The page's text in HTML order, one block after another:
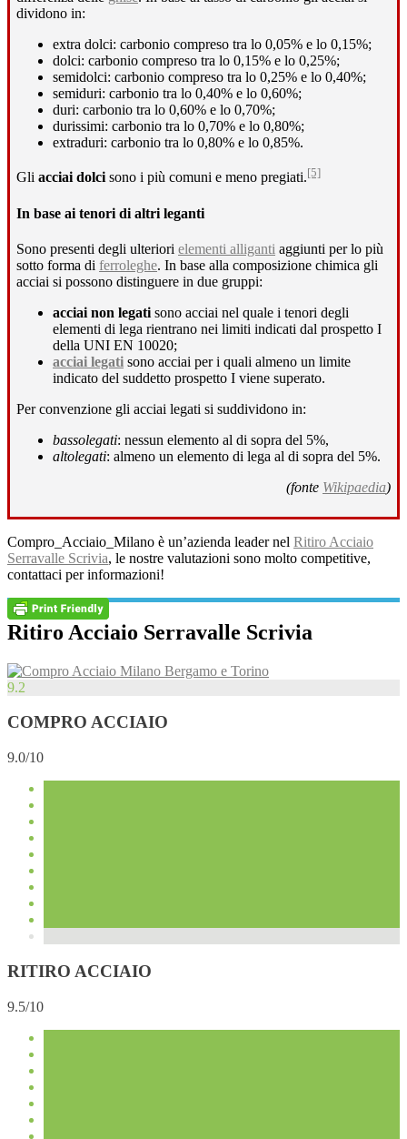
dividono in:
extra dolci: carbonio compreso tra lo 0,05% e lo 0,15%;
dolci: carbonio compreso tra lo 0,15% e lo 0,25%;
semidolci: carbonio compreso tra lo 0,25% e lo 0,40%;
semiduri: carbonio tra lo 0,40% e lo 0,60%;
duri: carbonio tra lo 0,60% e lo 0,70%;
durissimi: carbonio tra lo 0,70% e lo 0,80%;
extraduri: carbonio tra lo 0,80% e lo 0,85%.
Gli acciai dolci sono i più comuni e meno pregiati.[5]
In base ai tenori di altri leganti
Sono presenti degli ulteriori elementi alliganti aggiunti per lo più
sotto forma di ferroleghe. In base alla composizione chimica gli
acciai si possono distinguere in due gruppi:
acciai non legati sono acciai nel quale i tenori degli
elementi di lega rientrano nei limiti indicati dal prospetto I
della UNI EN 10020;
acciai legati sono acciai per i quali almeno un limite
indicato del suddetto prospetto I viene superato.
Per convenzione gli acciai legati si suddividono in:
bassolegati: nessun elemento al di sopra del 5%,
altolegati: almeno un elemento di lega al di sopra del 5%.
(fonte Wikipaedia)
Compro_Acciaio_Milano è un’azienda leader nel Ritiro Acciaio
Serravalle Scrivia, le nostre valutazioni sono molto competitive,
contattaci per informazioni!
Ritiro Acciaio Serravalle Scrivia
9.2
COMPRO ACCIAIO
9.0/10
RITIRO ACCIAIO
9.5/10